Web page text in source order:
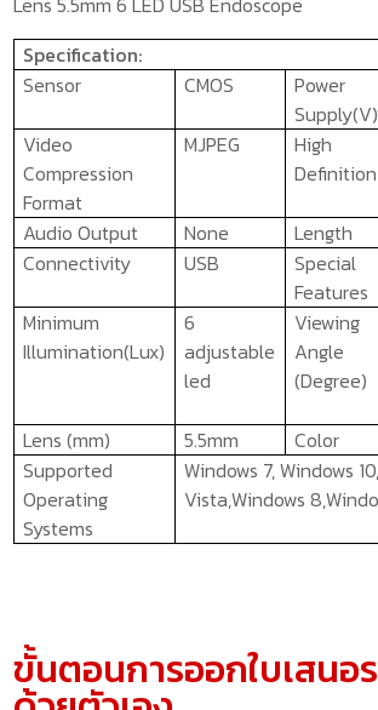
Specification:
Sensor
CMOS
Power
Supply(V)
Video
Compression
Format
MJPEG
High
Definition
Audio Output None Length
Connectivity
USB
Special
Features
Minimum
Illumination(Lux)
6
adjustable
led
Viewing
Angle
(Degree)
Lens (mm) 5.5mm Color
Supported
Operating
Systems
Windows 7, Windows
Vista,Windows
ขั้นตอนการออกใบเสนอ